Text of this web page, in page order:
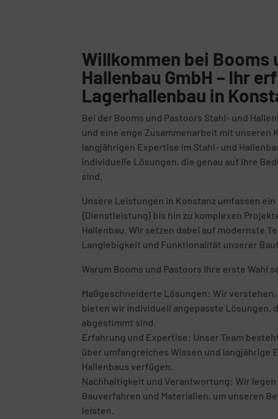
Willkommen bei Booms
Hallenbau GmbH – Ihr
Lagerhallenbau in
Bei der Booms und Pastoors Stahl- und
und eine enge Zusammenarbeit mit unseren
langjährigen Expertise im Stahl- und
individuelle Lösungen, die genau auf Ihre
sind.
Unsere Leistungen in Konstanz umfassen
{Dienstleistung} bis hin zu komplexen
Hallenbau. Wir setzen dabei auf modernste
Langlebigkeit und Funktionalität unserer
Warum Booms und Pastoors Ihre erste Wahl
Maßgeschneiderte Lösungen: Wir
bieten wir individuell angepasste Lösungen,
abgestimmt sind.
Erfahrung und Expertise: Unser Team
über umfangreiches Wissen und langjährige
Hallenbaus verfügen.
Nachhaltigkeit und Verantwortung: Wir
Bauverfahren und Materialien, um unseren
leisten.